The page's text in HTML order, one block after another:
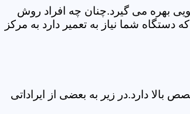
بهره می گیرد.چنان چه افراد روش
شما نیاز به تعمیر دارد به مرکز
دارد.در زیر به بعضی از ایراداتی